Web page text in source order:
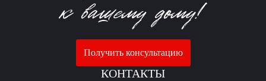
Получить консультацию
КОНТАКТЫ